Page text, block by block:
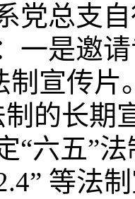
党总支
一是邀
制宣传片
制的长期
“六五”
等法